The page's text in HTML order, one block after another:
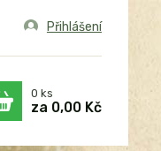
Přihlášení
0 ks
za 0,00 Kč